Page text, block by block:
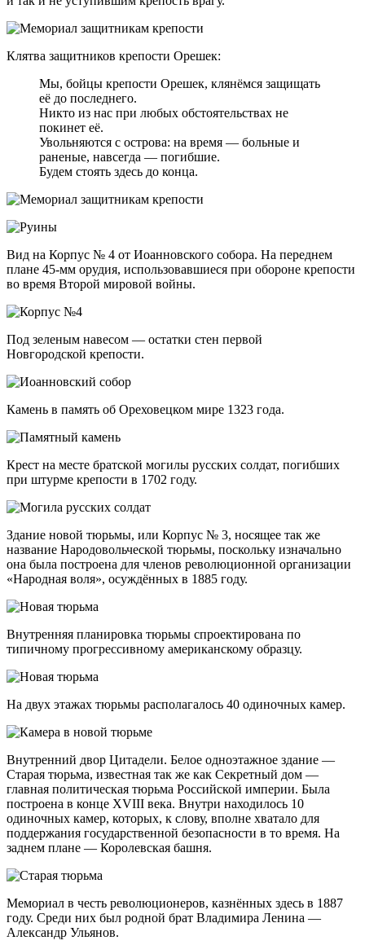
Клятва защитников крепости Орешек:
Мы, бойцы крепости Орешек, клянёмся защищать
её до последнего.
Никто из нас при любых обстоятельствах не
покинет её.
Увольняются с острова: на время — больные и
раненые, навсегда — погибшие.
Будем стоять здесь до конца.
Вид на Корпус № 4 от Иоанновского собора. На переднем
плане 45-мм орудия, использовавшиеся при обороне крепости
во время Второй мировой войны.
Под зеленым навесом — остатки стен первой
Новгородской крепости.
Камень в память об Ореховецком мире 1323 года.
Крест на месте братской могилы русских солдат, погибших
при штурме крепости в 1702 году.
Здание новой тюрьмы, или Корпус № 3, носящее так же
название Народовольческой тюрьмы, поскольку изначально
она была построена для членов революционной организации
«Народная воля», осуждённых в 1885 году.
Внутренняя планировка тюрьмы спроектирована по
типичному прогрессивному американскому образцу.
На двух этажах тюрьмы располагалось 40 одиночных камер.
Внутренний двор Цитадели. Белое одноэтажное здание —
Старая тюрьма, известная так же как Секретный дом —
главная политическая тюрьма Российской империи. Была
построена в конце XVIII века. Внутри находилось 10
одиночных камер, которых, к слову, вполне хватало для
поддержания государственной безопасности в то время. На
заднем плане — Королевская башня.
Мемориал в честь революционеров, казнённых здесь в 1887
году. Среди них был родной брат Владимира Ленина —
Александр Ульянов.